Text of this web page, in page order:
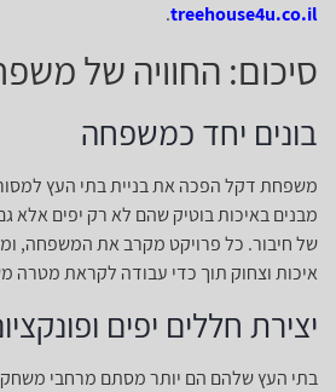
treehouse4u.co.il
.
סיכום: החוויה של
בונים יחד כמשפחה
משפחת דקל הפכה את בניית בתי העץ
מבנים באיכות בוטיק שהם לא רק יפים אלא
של חיבור. כל פרויקט מקרב את המשפחה,
איכות וצחוק תוך כדי עבודה לקראת מטרה
יצירת חללים יפים
בתי העץ שלהם הם יותר מסתם מרחבי